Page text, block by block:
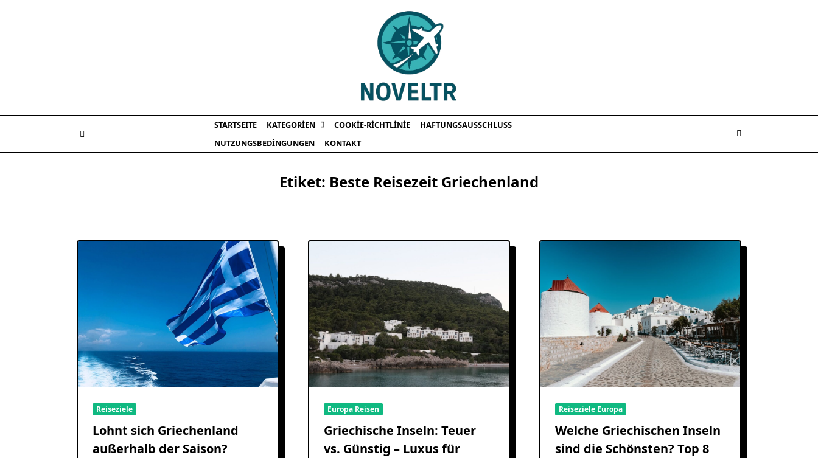
STARTSEITE KATEGORIEN COOKIE-RICHTLINIE
HAFTUNGSAUSSCHLUSS
NUTZUNGSBEDINGUNGEN
KONTAKT
Etiket: Beste Reisezeit Griechenland
Reiseziele
Lohnt sich Griechenland
außerhalb der Saison?
Europa Reisen
Griechische Inseln: Teuer
vs. Günstig – Luxus für
Reiseziele Europa
Welche Griechischen Inseln
sind die Schönsten? Top 8